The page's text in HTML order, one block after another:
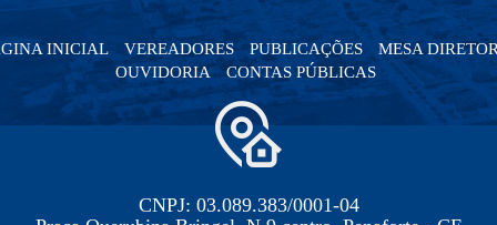
INICIAL VEREADORES PUBLICAÇÕES
MESA
OUVIDORIA
CONTAS PÚBLICAS
CNPJ: 03.089.383/0001-04